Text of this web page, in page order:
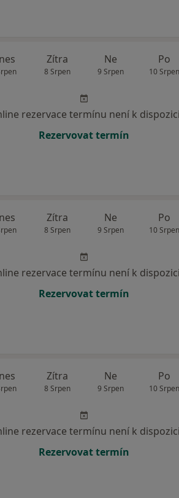
Zítra
8 Srpen
Ne
9 Srpen
Po
10 Srpen
rezervace termínu není k dispozici
Rezervovat termín
Zítra
8 Srpen
Ne
9 Srpen
Po
10 Srpen
rezervace termínu není k dispozici
Rezervovat termín
Zítra
8 Srpen
Ne
9 Srpen
Po
10 Srpen
rezervace termínu není k dispozici
Rezervovat termín